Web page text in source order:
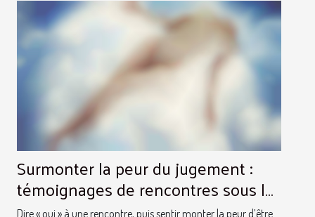
Surmonter la peur du jugement :
témoignages de rencontres sous le
signe du respect
Dire « oui » à une rencontre, puis sentir monter la peur d’être